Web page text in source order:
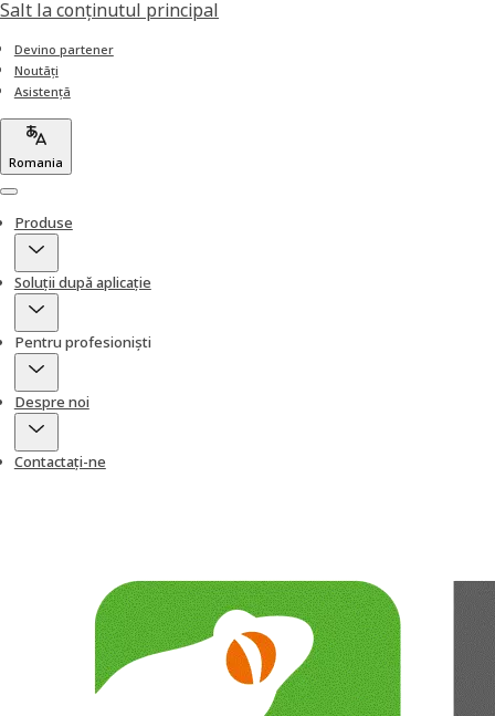
Salt la conţinutul principal
Devino partener
Noutăți
Asistență
Romania
Menu
Produse
Soluții după aplicație
Pentru profesioniști
Despre noi
Contactați-ne